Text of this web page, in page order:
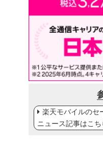
楽天モバイルのセ
ニュース記事はこち